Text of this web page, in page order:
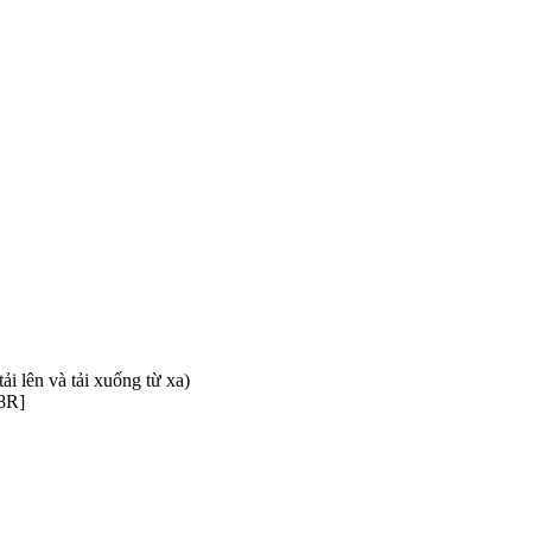
lên và tải xuống từ xa)